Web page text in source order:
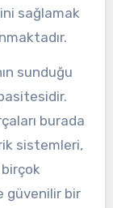
sağlamak
sunduğu
burada
sistemleri,
güvenilir bir